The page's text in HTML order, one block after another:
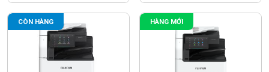
CÒN HÀNG HÀNG MỚI